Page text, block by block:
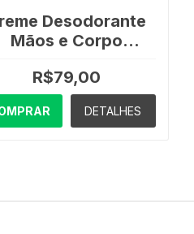
Desodorante
Mãos e Corpo
Aroma - 200ml
R$79,00
DETALHES